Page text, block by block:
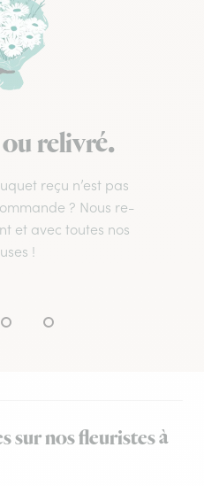
relivré.
reçu n’est pas
? Nous re-
et avec toutes nos
!
sur nos fleuristes à